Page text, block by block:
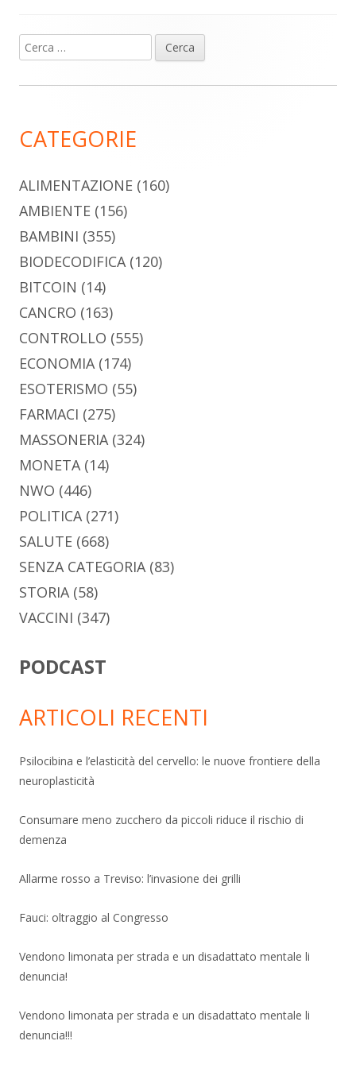
Barra
laterale
Ricerca
per:
CATEGORIE
ALIMENTAZIONE (160)
AMBIENTE (156)
BAMBINI (355)
BIODECODIFICA(120)
BITCOIN (14)
CANCRO (163)
CONTROLLO (555)
ECONOMIA(174)
ESOTERISMO (55)
FARMACI (275)
MASSONERIA(324)
MONETA(14)
NWO (446)
POLITICA(271)
SALUTE (668)
SENZA CATEGORIA(83)
STORIA(58)
VACCINI (347)
PODCAST
ARTICOLI RECENTI
Psilocibina e l’elasticità del cervello: le nuove frontiere della
neuroplasticità
Consumare meno zucchero da piccoli riduce il rischio di
demenza
Allarme rosso a Treviso: l’invasione dei grilli
Fauci: oltraggio al Congresso
Vendono limonata per strada e un disadattato mentale li
denuncia!
Vendono limonata per strada e un disadattato mentale li
denuncia!!!